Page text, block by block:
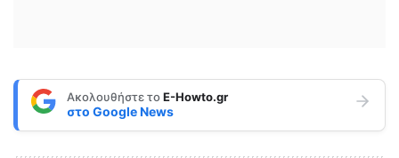
Ακολουθήστε τοE-Howto.gr
στο Google News